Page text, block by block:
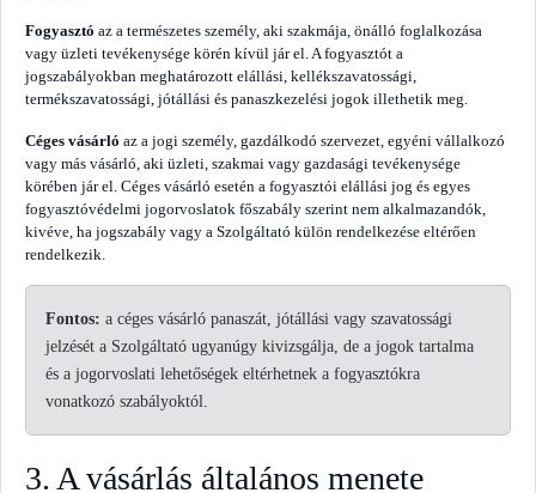
Fogyasztó az a természetes személy, aki szakmája, önálló foglalkozása
vagy üzleti tevékenysége körén kívül jár el. A fogyasztót a
jogszabályokban meghatározott elállási, kellékszavatossági,
termékszavatossági, jótállási és panaszkezelési jogok illethetik meg.
Céges vásárló az a jogi személy, gazdálkodó szervezet, egyéni vállalkozó
vagy más vásárló, aki üzleti, szakmai vagy gazdasági tevékenysége
körében jár el. Céges vásárló esetén a fogyasztói elállási jog és egyes
fogyasztóvédelmi jogorvoslatok főszabály szerint nem alkalmazandók,
kivéve, ha jogszabály vagy a Szolgáltató külön rendelkezése eltérően
rendelkezik.
Fontos: a céges vásárló panaszát, jótállási vagy szavatossági
jelzését a Szolgáltató ugyanúgy kivizsgálja, de a jogok tartalma
és a jogorvoslati lehetőségek eltérhetnek a fogyasztókra
vonatkozó szabályoktól.
3. A vásárlás általános menete